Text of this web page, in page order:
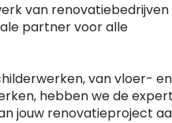
van renovatiebedrijven
partner voor alle
van vloer- en
hebben we de
jouw renovatieproject